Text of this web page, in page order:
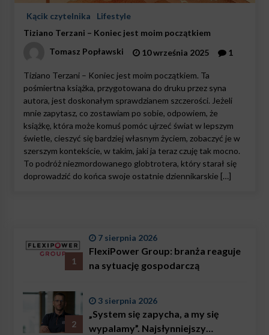
Kącik czytelnika
Lifestyle
Tiziano Terzani – Koniec jest moim początkiem
Tomasz Popławski
10 września 2025 1
Tiziano Terzani – Koniec jest moim początkiem. Ta
pośmiertna książka, przygotowana do druku przez syna
autora, jest doskonałym sprawdzianem szczerości. Jeżeli
mnie zapytasz, co zostawiam po sobie, odpowiem, że
książkę, która może komuś pomóc ujrzeć świat w lepszym
świetle, cieszyć się bardziej własnym życiem, zobaczyć je w
szerszym kontekście, w takim, jaki ja teraz czuję tak mocno.
To podróż niezmordowanego globtrotera, który starał się
doprowadzić do końca swoje ostatnie dziennikarskie […]
1
7 sierpnia 2026
FlexiPower Group: branża reaguje
na sytuację gospodarczą
2
3 sierpnia 2026
„System się zapycha, a my się
wypalamy”. Najsłynniejszy